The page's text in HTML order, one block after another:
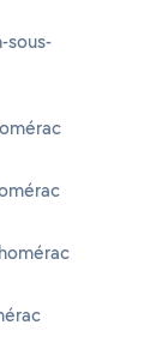
sous-